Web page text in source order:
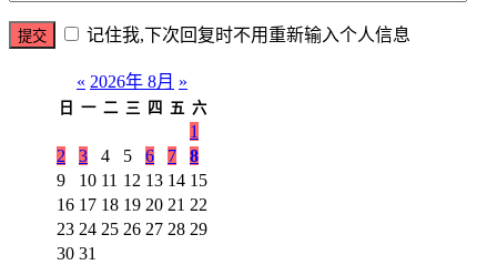
记住我,下次回复时不用重新输入个人信息
« 2026年 8月 »
日 一 二 三 四 五 六
1
2
3 4 5 6 7
8
9
10 11 12 13 14 15
16 17 18 19 20 21 22
23 24 25 26 27 28 29
30 31